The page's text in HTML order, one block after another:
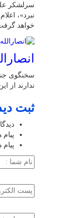
سرلشکر
نبرد»،
خواهد
سخنگوی
ندارند از
ثبت